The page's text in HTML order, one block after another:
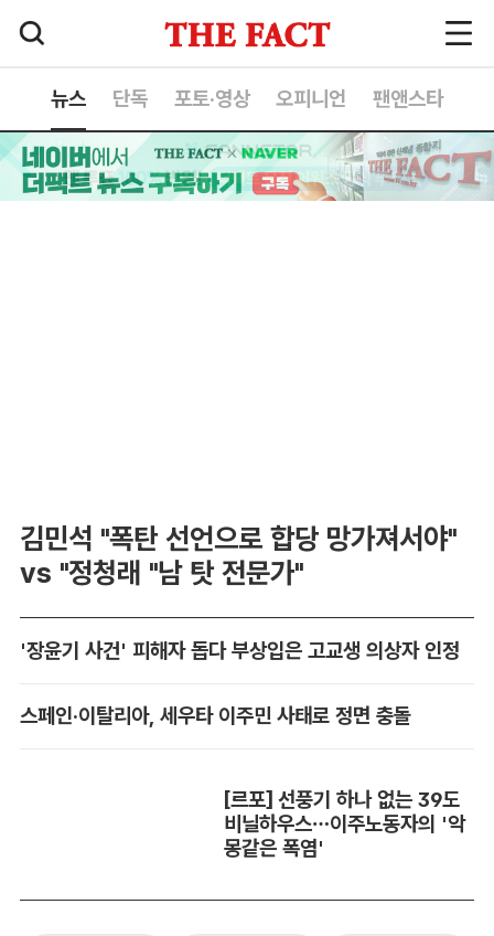
뉴스 단독 포토·영상 오피니언 팬앤스타
김민석 "폭탄 선언으로 합당 망가져서야"
vs "정청래 "남 탓 전문가"
'장윤기 사건' 피해자 돕다 부상입은 고교생 의상자 인정
스페인·이탈리아, 세우타 이주민 사태로 정면 충돌
[르포] 선풍기 하나 없는 39도
비닐하우스…이주노동자의 '악
몽같은 폭염'